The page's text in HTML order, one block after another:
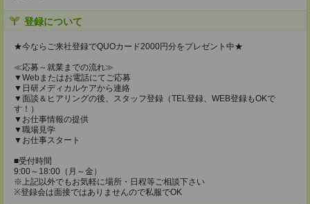
登録について
★今ならご来社登録でQUOカード2000円分をプレゼント中★
≪応募～就業までの流れ≫
▼Webまたはお電話にてご応募
▼日研メディカルケアから連絡
▼面談＆ヒアリングの後、スタッフ登録（TEL登録、WEB登録もOKで
す！）
▼お仕事情報の提供
▼職場見学
▼お仕事スタート
■受付時間
9:00～18:00（月～金）
※上記以外でもお気軽に場所・日程等ご相談下さい
※登録会は面接ではありませんので私服でOK